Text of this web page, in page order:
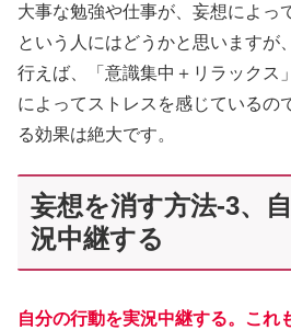
大事な勉強や仕事が、妄想によっ
という人にはどうかと思いますが
行えば、「意識集中＋リラックス
によってストレスを感じているの
る効果は絶大です。
妄想を消す方法-3、
況中継する
自分の行動を実況中継する。これ